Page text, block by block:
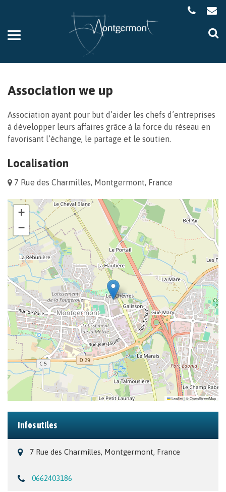
Aller
la
Association we up
Association ayant pour but d’aider les chefs d’entreprises
à développer leurs affaires grâce à la force du réseau en
favorisant l’échange, le partage et le soutien.
Localisation
7 Rue des Charmilles, Montgermont, France
+
−
Leaflet|©OpenStreetMap
Infos utiles
7 Rue des Charmilles, Montgermont, France
0662403186